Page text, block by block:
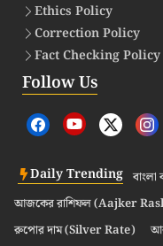
Ethics Policy
Correction Policy
Fact Checking Policy
Follow Us
Daily Trending
আজকের রাশিফল (Aajker
রুপোর দাম (Silver Rate)